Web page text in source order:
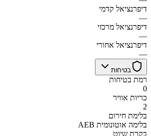
דיפרנציאל קדמי
—
דיפרנציאל מרכזי
—
דיפרנציאל אחורי
—
בטיחות
רמת בטיחות
0
כריות אוויר
2
בלימת חירום
AEB בלימה אוטונומית
בקרת שיוט